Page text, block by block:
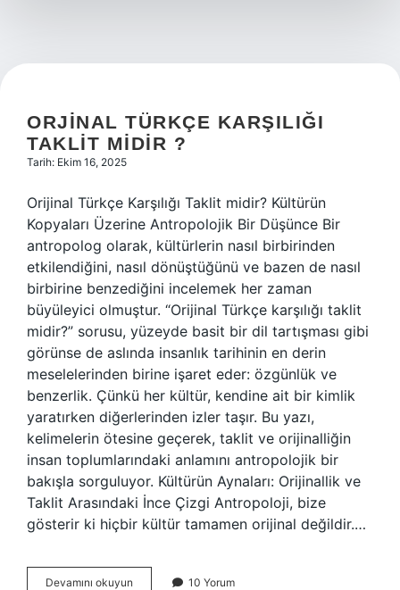
ORJINAL TÜRKÇE KARŞILIĞI
TAKLIT MIDIR ?
Tarih: Ekim 16, 2025
Orijinal Türkçe Karşılığı Taklit midir? Kültürün
Kopyaları Üzerine Antropolojik Bir Düşünce Bir
antropolog olarak, kültürlerin nasıl birbirinden
etkilendiğini, nasıl dönüştüğünü ve bazen de nasıl
birbirine benzediğini incelemek her zaman
büyüleyici olmuştur. “Orijinal Türkçe karşılığı taklit
midir?” sorusu, yüzeyde basit bir dil tartışması gibi
görünse de aslında insanlık tarihinin en derin
meselelerinden birine işaret eder: özgünlük ve
benzerlik. Çünkü her kültür, kendine ait bir kimlik
yaratırken diğerlerinden izler taşır. Bu yazı,
kelimelerin ötesine geçerek, taklit ve orijinalliğin
insan toplumlarındaki anlamını antropolojik bir
bakışla sorguluyor. Kültürün Aynaları: Orijinallik ve
Taklit Arasındaki İnce Çizgi Antropoloji, bize
gösterir ki hiçbir kültür tamamen orijinal değildir.…
Devamını okuyun 10 Yorum